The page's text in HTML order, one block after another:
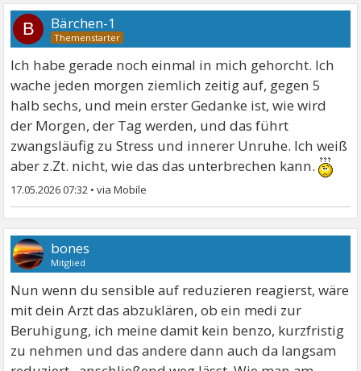
B Bärchen-1
Ich habe gerade noch einmal in mich gehorcht. Ich
wache jeden morgen ziemlich zeitig auf, gegen 5
halb sechs, und mein erster Gedanke ist, wie wird
der Morgen, der Tag werden, und das führt
zwangsläufig zu Stress und innerer Unruhe. Ich weiß
aber z.Zt. nicht, wie das das unterbrechen kann.
17.05.2026 07:32 •
bones
Mitglied
Nun wenn du sensible auf reduzieren reagierst, wäre
mit dein Arzt das abzuklären, ob ein medi zur
Beruhigung, ich meine damit kein benzo, kurzfristig
zu nehmen und das andere dann auch da langsam